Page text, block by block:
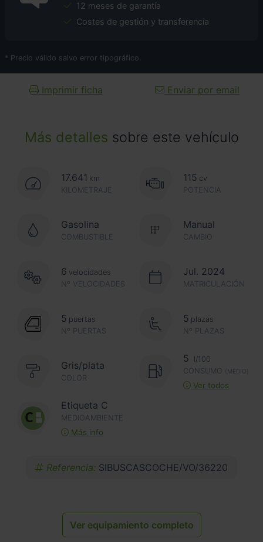
Más detalles sobre este vehículo
17.641 km
KILOMETRAJE
115 cv
POTENCIA
Gasolina
COMBUSTIBLE CAMBIO
Manual
Nº VELOCIDADES
6 velocidades Jul. 2024
MATRICULACIÓN
Nº PUERTAS
5 puertas
Nº PLAZAS
5 plazas
Gris/plata
COLOR
5
l/100
CONSUMO
(MEDIO)
Ver todos
Etiqueta C
MEDIOAMBIENTE
Más info
Referencia: SIBUSCASCOCHE/VO/36220
Ver equipamiento completo
12 meses de garantía
Costes de gestión y transferencia
* Precio válido salvo error tipográfico.
Imprimir ficha Enviar por email